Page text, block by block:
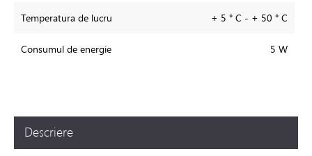
Temperatura de lucru + 5 ° С - + 50 ° С
Consumul de energie 5 W
Descriere